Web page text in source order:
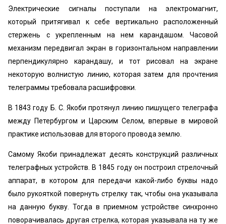
Электрические сигналы поступали на электромагнит,
который притягивал к себе вертикально расположенный
стержень с укрепленным на нем карандашом. Часовой
механизм передвигал экран в горизонтальном направлении
перпендикулярно карандашу, и тот рисовал на экране
некоторую волнистую линию, которая затем для прочтения
телеграммы требовала расшифровки.
В 1843 году Б. С. Якоби протянул линию пишущего телеграфа
между Петербургом и Царским Селом, впервые в мировой
практике использовав для второго провода землю.
Самому Якоби принадлежат десять конструкций различных
телеграфных устройств. В 1845 году он построил стрелочный
аппарат, в котором для передачи какой-либо буквы надо
было рукояткой повернуть стрелку так, чтобы она указывала
на данную букву. Тогда в приемном устройстве синхронно
поворачивалась другая стрелка, которая указывала на ту же